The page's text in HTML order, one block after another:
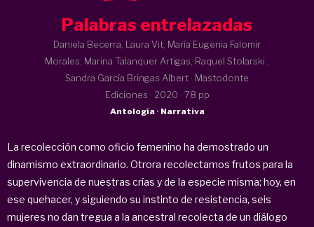
Palabras entrelazadas
Daniela Becerra, Laura Vit, María Eugenia Falomir
Morales, Marina Talanquer Artigas, Raquel Stolarski ,
Sandra García Bringas Albert · Mastodonte
Ediciones · 2020 · 78 pp
Antología · Narrativa
La recolección como oficio femenino ha demostrado un
dinamismo extraordinario. Otrora recolectamos frutos para la
supervivencia de nuestras crías y de la especie misma; hoy, en
ese quehacer, y siguiendo su instinto de resistencia, seis
mujeres no dan tregua a la ancestral recolecta de un diálogo